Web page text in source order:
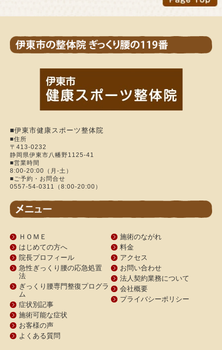
■伊東市健康スポーツ整体院
■住所
〒413-0232
静岡県伊東市八幡野1125-41
■営業時間
8:00-20:00（月-土）
■ご予約・お問合せ
0557-54-0311（8:00-20:00）
ＨＯＭＥ
はじめての方へ
院長プロフィール
急性ぎっくり腰の応急処置
法
ぎっくり腰専門整復プログラ
ム
症状別記事
施術可能な症状
お客様の声
よくある質問
施術のながれ
料金
アクセス
お問い合わせ
法人契約業務について
会社概要
プライバシーポリシー